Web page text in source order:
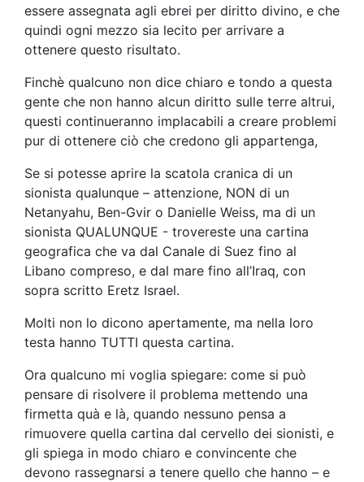
essere assegnata agli ebrei per diritto divino, e che
quindi ogni mezzo sia lecito per arrivare a
ottenere questo risultato.
Finchè qualcuno non dice chiaro e tondo a questa
gente che non hanno alcun diritto sulle terre altrui,
questi continueranno implacabili a creare problemi
pur di ottenere ciò che credono gli appartenga,
Se si potesse aprire la scatola cranica di un
sionista qualunque – attenzione, NON di un
Netanyahu, Ben-Gvir o Danielle Weiss, ma di un
sionista QUALUNQUE - trovereste una cartina
geografica che va dal Canale di Suez fino al
Libano compreso, e dal mare fino all’Iraq, con
sopra scritto Eretz Israel.
Molti non lo dicono apertamente, ma nella loro
testa hanno TUTTI questa cartina.
Ora qualcuno mi voglia spiegare: come si può
pensare di risolvere il problema mettendo una
firmetta quà e là, quando nessuno pensa a
rimuovere quella cartina dal cervello dei sionisti, e
gli spiega in modo chiaro e convincente che
devono rassegnarsi a tenere quello che hanno – e